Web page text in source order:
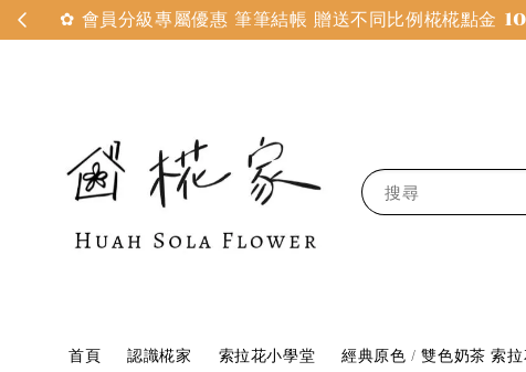
✿ 會員分級專屬優惠 筆筆結帳 贈送不同比例椛椛點金
搜尋
首頁 認識椛家 索拉花小學堂 經典原色 / 雙色奶茶 索